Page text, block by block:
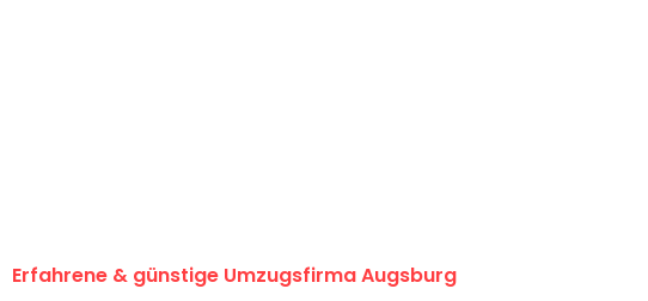
Erfahrene & günstige Umzugsfirma Augsburg